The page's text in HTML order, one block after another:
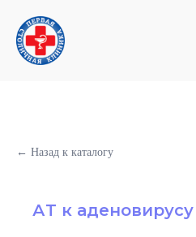
Первая Столичная Клиника
← Назад к каталогу
АT к аденовирусу